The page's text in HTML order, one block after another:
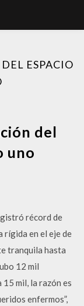
ESPACIO
del
uno
récord de
rígida en el eje de
tranquila hasta
12 mil
mil, la razón es
enfermos”,